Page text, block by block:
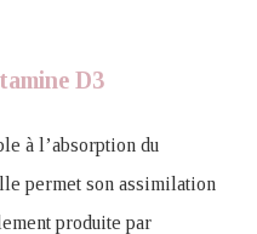
D3
à l’absorption du
permet son assimilation
produite par